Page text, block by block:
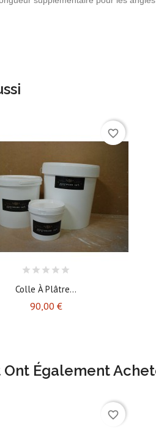
Colle À Plâtre...
90,00 €Prix
favorite_border
Également
favorite_border